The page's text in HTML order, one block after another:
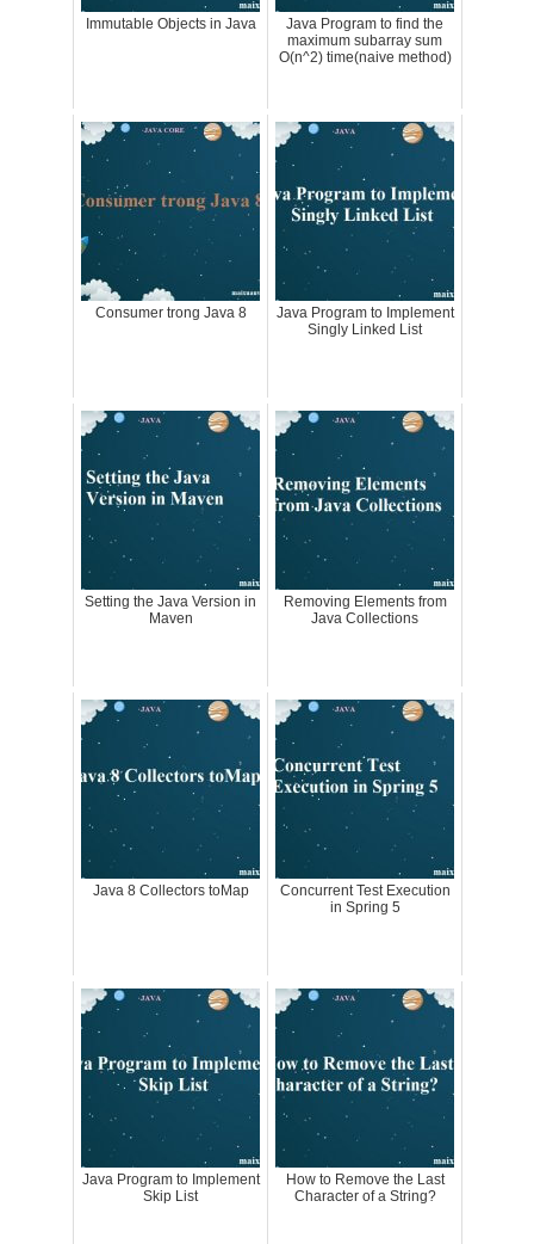
Immutable Objects in Java
Java Program to find the
maximum subarray sum
O(n^2) time(naive method)
Consumer trong Java 8
Java Program to Implement
Singly Linked List
Setting the Java Version in
Maven
Removing Elements from
Java Collections
Java 8 Collectors toMap
Concurrent Test Execution
in Spring 5
Java Program to Implement
Skip List
How to Remove the Last
Character of a String?